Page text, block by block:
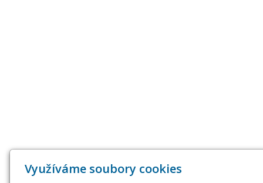
Využíváme soubory cookies